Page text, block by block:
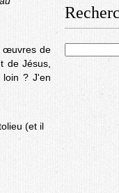
œuvres de
de Jésus,
loin ? J'en
(et il